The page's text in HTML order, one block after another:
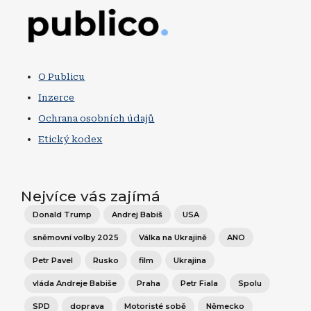
O Publicu
Inzerce
Ochrana osobních údajů
Etický kodex
Nejvíce vás zajímá
Donald Trump Andrej Babiš USA
sněmovní volby 2025 Válka na Ukrajině ANO
Petr Pavel Rusko film Ukrajina
vláda Andreje Babiše Praha Petr Fiala Spolu
SPD doprava Motoristé sobě Německo